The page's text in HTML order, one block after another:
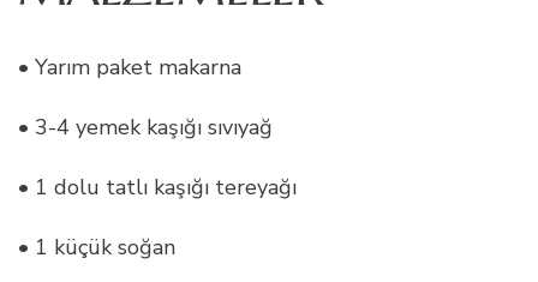
• Yarım paket makarna
• 3-4 yemek kaşığı sıvıyağ
• 1 dolu tatlı kaşığı tereyağı
• 1 küçük soğan